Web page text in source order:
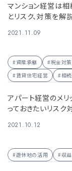
マンション経営は相
とリスク、対策を解
2021.11.09
#資産承継 #税金対策
#賃貸住宅経営
#相
アパート経営のメリ
っておきたいリスク
2021.10.12
#遊休地の活用 #収